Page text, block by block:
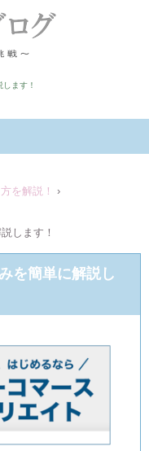
ます！
を解説！ ›
します！
を簡単に解説し